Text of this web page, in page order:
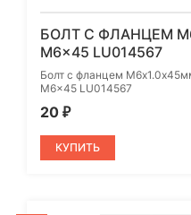
БОЛТ С ФЛАНЦЕМ
M6×45 LU014567
Болт с фланцем
M6×45 LU014567
20 ₽
КУПИТЬ